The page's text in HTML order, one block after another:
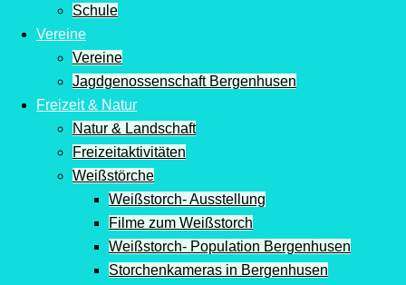
Schule
Vereine
Vereine
Jagdgenossenschaft Bergenhusen
Freizeit & Natur
Natur & Landschaft
Freizeitaktivitäten
Weißstörche
Weißstorch- Ausstellung
Filme zum Weißstorch
Weißstorch- Population Bergenhusen
Storchenkameras in Bergenhusen